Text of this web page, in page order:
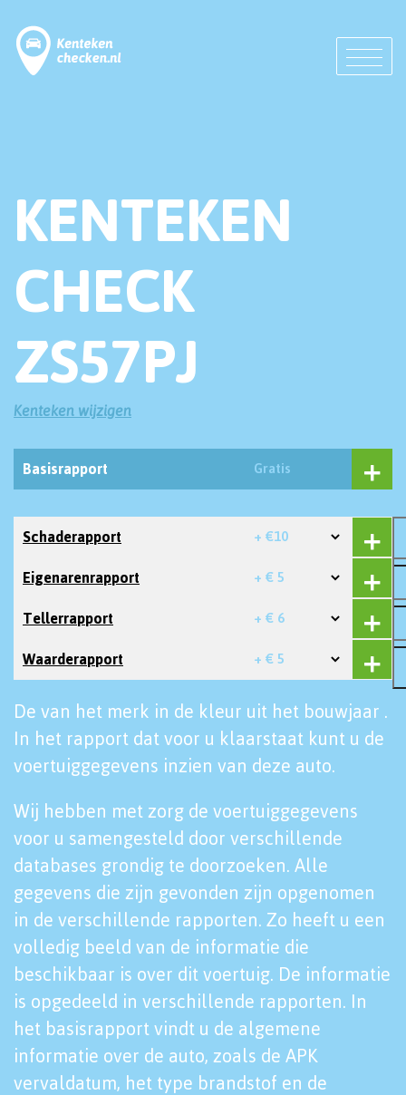
KENTEKEN
CHECK
ZS57PJ
Kenteken wijzigen
Basisrapport Gratis
Schaderapport + €10
Eigenarenrapport + € 5
Tellerrapport + € 6
Waarderapport + € 5
De van het merk in de kleur uit het bouwjaar .
In het rapport dat voor u klaarstaat kunt u de
voertuiggegevens inzien van deze auto.
Wij hebben met zorg de voertuiggegevens
voor u samengesteld door verschillende
databases grondig te doorzoeken. Alle
gegevens die zijn gevonden zijn opgenomen
in de verschillende rapporten. Zo heeft u een
volledig beeld van de informatie die
beschikbaar is over dit voertuig. De informatie
is opgedeeld in verschillende rapporten. In
het basisrapport vindt u de algemene
informatie over de auto, zoals de APK
vervaldatum, het type brandstof en de